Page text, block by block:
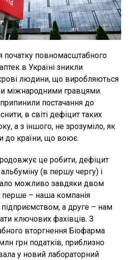
початку повномасштабного
в Україні зникли
людини, що виробляються
міжнародними гравцями.
постачання до
в світі дефіцит таких
а з іншого, не зрозуміло, як
до країни, що воює.
це робити, дефіцит
(в першу чергу) і
можливо завдяки двом
– наша компанія
підприємством, а друге – нам
ключових фахівців. З
вторгнення Біофарма
грн податків, приблизно
у новий лабораторний